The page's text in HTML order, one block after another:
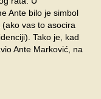
Ante bilo je simbol
vas to asocira
Tako je, kad
Ante Marković, na